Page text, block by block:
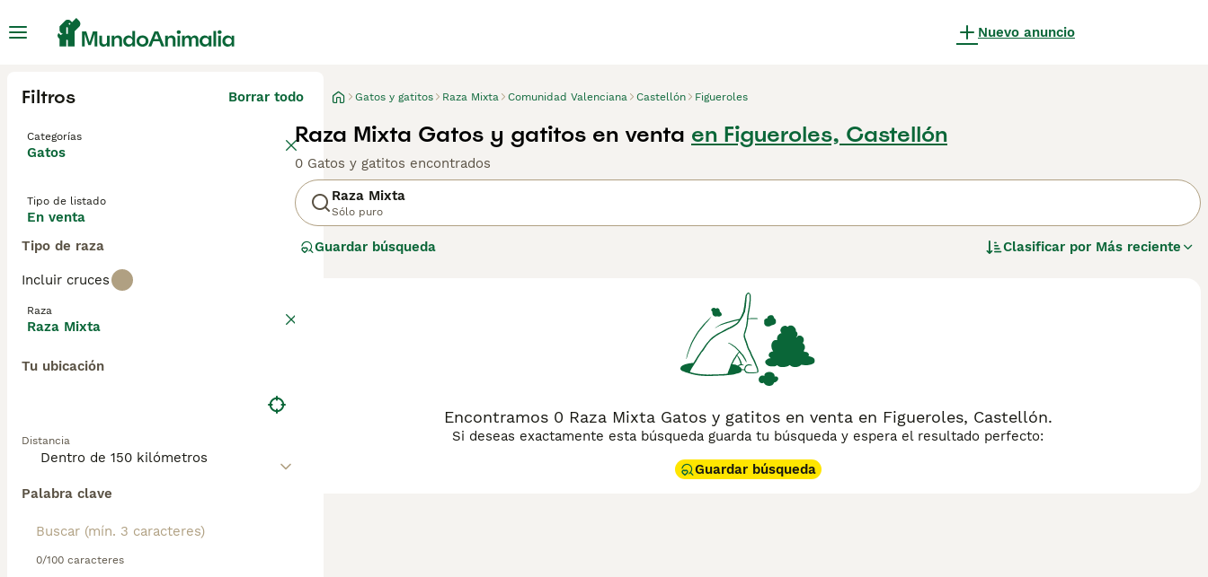
Nuevo anuncio
Filtros Borrar todo
Categorías
Gatos
Tipo de listado
En venta
Tipo de raza
Incluir cruces
Raza
Raza Mixta
Tu ubicación
Distancia
Palabra clave
0/100 caracteres
Gatos y gatitos Raza Mixta Comunidad Valenciana Castellón Figueroles
Raza Mixta Gatos y gatitos en venta en Figueroles, Castellón
0 Gatos y gatitos encontrados
Raza Mixta
Sólo puro
Guardar búsqueda Clasificar por Más reciente
Encontramos 0 Raza Mixta Gatos y gatitos en venta en Figueroles, Castellón.
Si deseas exactamente esta búsqueda guarda tu búsqueda y espera el resultado perfecto:
Guardar búsqueda